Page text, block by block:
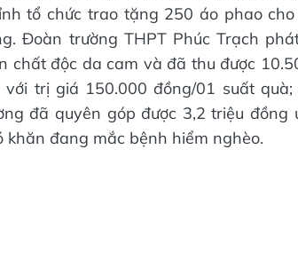
tổ chức trao tặng 250 áo phao
Đoàn trường THPT Phúc Trạch
chất độc da cam và đã thu được
với trị giá 150.000 đồng/01 suất
đã quyên góp được 3,2 triệu
khăn đang mắc bệnh hiểm nghèo.